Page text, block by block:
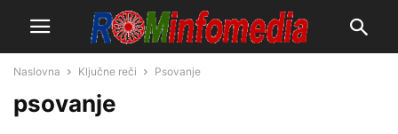
Naslovna Ključne reči Psovanje
psovanje